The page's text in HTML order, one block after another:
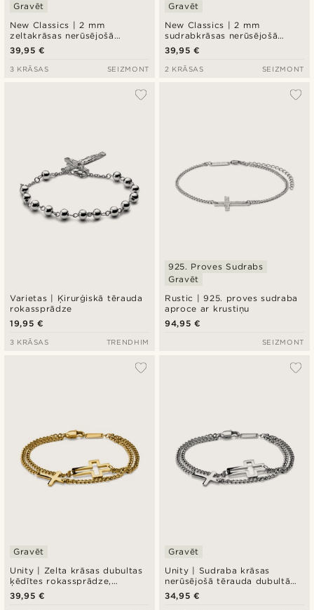
New Classics | 2 mm
zeltakrāsas nerūsējošā
tērauda Curb tipa ķēdītes
aproce ar krustu
Gravēt
39,95 €
3 KRĀSAS SEIZMONT
New Classics | 2 mm
sudrabkrāsas nerūsējošā
tērauda Curb tipa ķēdītes
aproce ar krustu
Gravēt
39,95 €
2 KRĀSAS SEIZMONT
Varietas | Ķirurģiskā tērauda
rokassprādze
19,95 €
3 KRĀSAS TRENDHIM
Rustic | 925. proves sudraba
aproce ar krustiņu
925. Proves Sudrabs
Gravēt
94,95 €
SEIZMONT
Unity | Zelta krāsas dubultas
ķēdītes rokassprādze,
krustiņš
Gravēt
39,95 €
Unity | Sudraba krāsas
nerūsējošā tērauda dubultā
ķēdītes rokassprādze,
krustiņš
Gravēt
34,95 €